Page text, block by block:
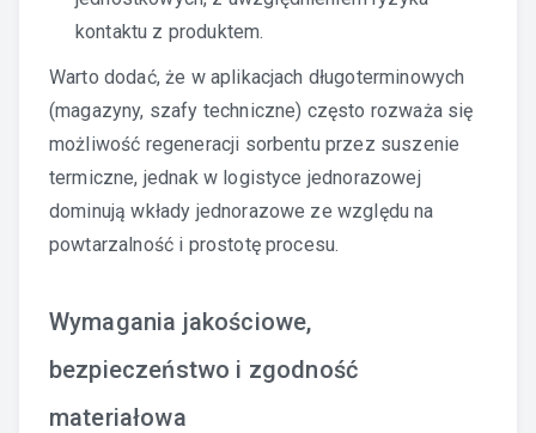
kontaktu z produktem.
Warto dodać, że w aplikacjach długoterminowych
(magazyny, szafy techniczne) często rozważa się
możliwość regeneracji sorbentu przez suszenie
termiczne, jednak w logistyce jednorazowej
dominują wkłady jednorazowe ze względu na
powtarzalność i prostotę procesu.
Wymagania jakościowe,
bezpieczeństwo i zgodność
materiałowa